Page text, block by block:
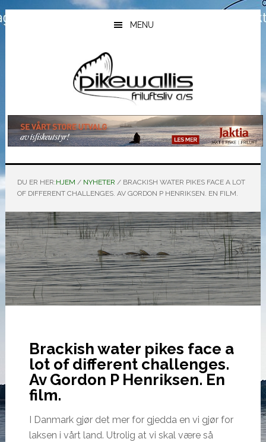
Hopp
til
Hopp
til
Hopp
til
MENU
DU ER HER:HJEM / NYHETER /BRACKISH WATER PIKES FACE A LOT
OF DIFFERENT CHALLENGES. AV GORDON P HENRIKSEN. EN FILM.
Brackish water pikes face a
lot of different challenges.
Av Gordon P Henriksen. En
film.
I Danmark gjør det mer for gjedda en vi gjør for
laksen i vårt land. Utrolig at vi skal være så